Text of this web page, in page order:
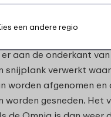
is aan de bovenzijde
niet alleen goed
aan de onderkant
snijplank verwerkt
worden afgenomen en
worden gesneden. Het